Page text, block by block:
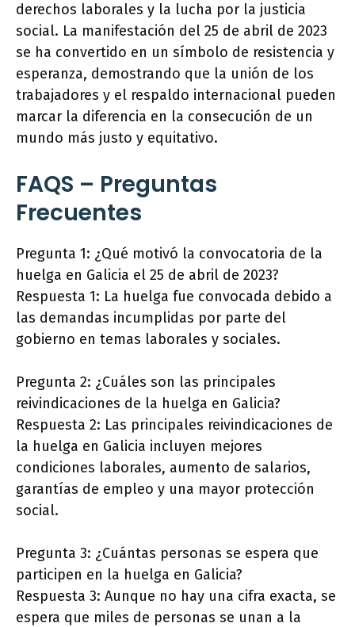
derechos laborales y la lucha por la justicia
social. La manifestación del 25 de abril de 2023
se ha convertido en un símbolo de resistencia y
esperanza, demostrando que la unión de los
trabajadores y el respaldo internacional pueden
marcar la diferencia en la consecución de un
mundo más justo y equitativo.
FAQS – Preguntas
Frecuentes
Pregunta 1: ¿Qué motivó la convocatoria de la
huelga en Galicia el 25 de abril de 2023?
Respuesta 1: La huelga fue convocada debido a
las demandas incumplidas por parte del
gobierno en temas laborales y sociales.
Pregunta 2: ¿Cuáles son las principales
reivindicaciones de la huelga en Galicia?
Respuesta 2: Las principales reivindicaciones de
la huelga en Galicia incluyen mejores
condiciones laborales, aumento de salarios,
garantías de empleo y una mayor protección
social.
Pregunta 3: ¿Cuántas personas se espera que
participen en la huelga en Galicia?
Respuesta 3: Aunque no hay una cifra exacta, se
espera que miles de personas se unan a la